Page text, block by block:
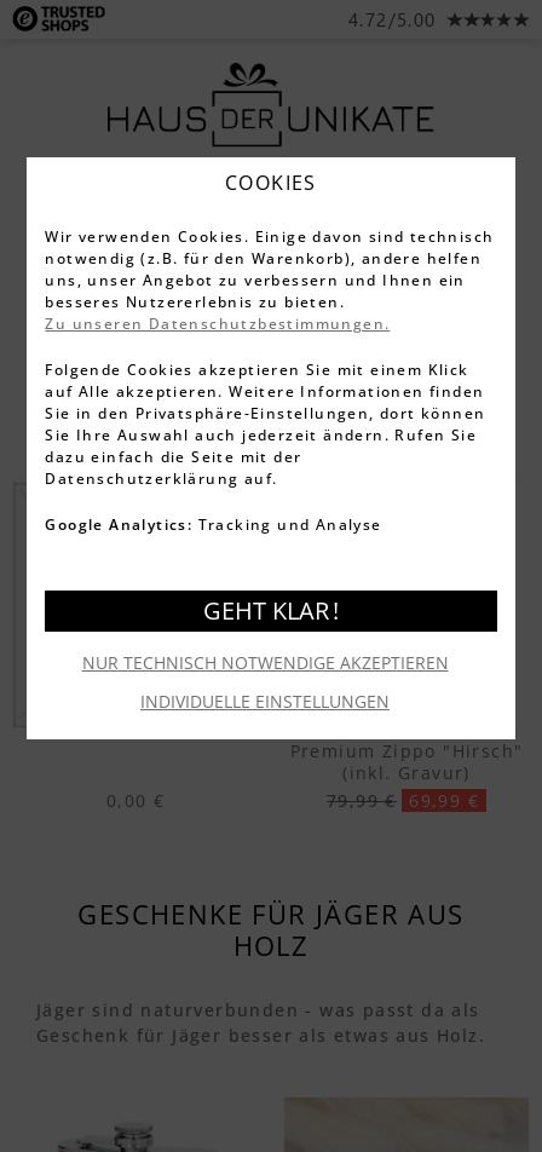
4.72/5.00
GESCHENKE FÜR JÄGER
Jägern kannst Du auf alle unsere 1.500
Geschenkideeen gravieren. Hier ein paar
passende Beispiel-Produkte.
0,00 €
-13%
Premium Zippo "Hirsch"
(inkl. Gravur)
79,99 € 69,99 €
GESCHENKE FÜR JÄGER AUS
HOLZ
Jäger sind naturverbunden - was passt da als
Geschenk für Jäger besser als etwas aus Holz.
COOKIES
Wir verwenden Cookies. Einige davon sind technisch
notwendig (z.B. für den Warenkorb), andere helfen
uns, unser Angebot zu verbessern und Ihnen ein
besseres Nutzererlebnis zu bieten.
Zu unseren Datenschutzbestimmungen.
Folgende Cookies akzeptieren Sie mit einem Klick
auf Alle akzeptieren. Weitere Informationen finden
Sie in den Privatsphäre-Einstellungen, dort können
Sie Ihre Auswahl auch jederzeit ändern. Rufen Sie
dazu einfach die Seite mit der
Datenschutzerklärung auf.
Google Analytics: Tracking und Analyse
INDIVIDUELLE EINSTELLUNGEN
NUR TECHNISCH NOTWENDIGE AKZEPTIEREN
GEHT KLAR !